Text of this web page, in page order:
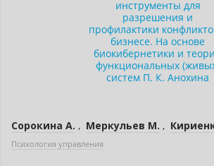
Сорокина А. , Меркульев М. ,
Психология управления